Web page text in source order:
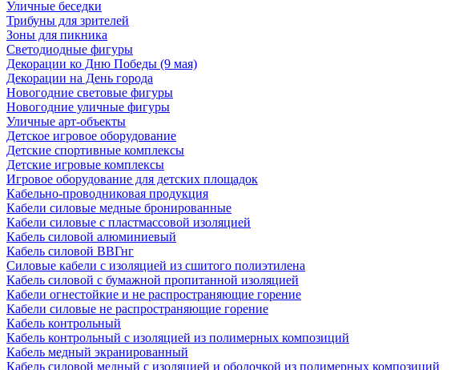
Уличные беседки
Трибуны для зрителей
Зоны для пикника
Светодиодные фигуры
Декорации ко Дню Победы (9 мая)
Декорации на День города
Новогодние световые фигуры
Новогодние уличные фигуры
Уличные арт-объекты
Детское игровое оборудование
Детские спортивные комплексы
Детские игровые комплексы
Игровое оборудование для детских площадок
Кабельно-проводниковая продукция
Кабели силовые медные бронированные
Кабели силовые с пластмассовой изоляцией
Кабель силовой алюминиевый
Кабель силовой ВВГнг
Силовые кабели с изоляцией из сшитого полиэтилена
Кабель силовой с бумажной пропитанной изоляцией
Кабели огнестойкие и не распространяющие горение
Кабели силовые не распространяющие горение
Кабель контрольный
Кабель контрольный с изоляцией из полимерных композиций
Кабель медный экранированный
Кабель силовой медный с изоляцией и оболочкой из полимерных композиций